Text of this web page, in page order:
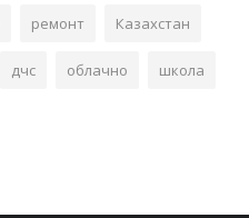
ремонт Казахстан
дчс облачно школа